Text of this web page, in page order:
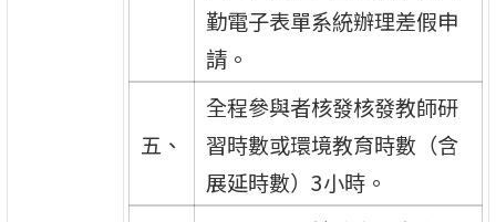
勤電子表單系統辦理差假申
請。
五、
全程參與者核發核發教師研
習時數或環境教育時數（含
展延時數）3小時。